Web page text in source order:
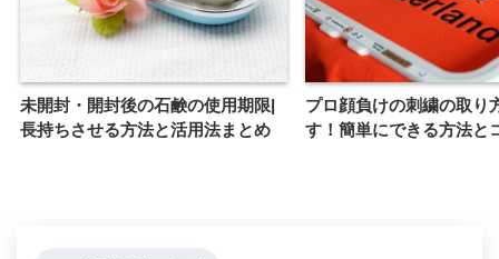
未開封・開封後の石鹸の使用期限|
長持ちさせる方法と活用法まとめ
プロ顔負けの刺繍の取り
す！簡単にできる方法と